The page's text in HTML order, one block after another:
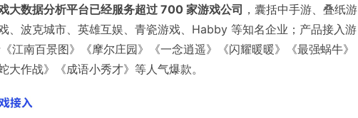
大数据分析平台已经服务超过 700 家游戏公司 ，囊括中手游、叠纸游
、波克城市、英雄互娱、青瓷游戏、Habby 等知名企业；产品接入游
江南百景图》《摩尔庄园》《一念逍遥》《闪耀暖暖》《最强蜗牛》
大作战》《成语小秀才》等人气爆款。